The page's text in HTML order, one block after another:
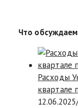
Что
Расходы
квартале
12.06.2025